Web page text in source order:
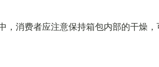
，消费者应注意保持箱包内部的干燥